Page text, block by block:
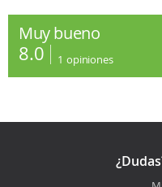
Muy bueno
8.0 1 opiniones